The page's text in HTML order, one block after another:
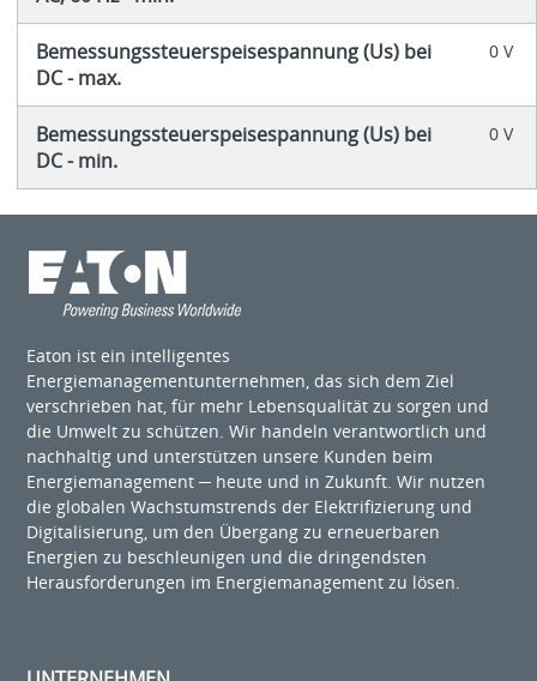
Bemessungssteuerspeisespannung (Us) bei
DC - max.
0 V
Bemessungssteuerspeisespannung (Us) bei
DC - min.
0 V
Eaton ist ein intelligentes
Energiemanagementunternehmen, das sich dem Ziel
verschrieben hat, für mehr Lebensqualität zu sorgen und
die Umwelt zu schützen. Wir handeln verantwortlich und
nachhaltig und unterstützen unsere Kunden beim
Energiemanagement ─ heute und in Zukunft. Wir nutzen
die globalen Wachstumstrends der Elektrifizierung und
Digitalisierung, um den Übergang zu erneuerbaren
Energien zu beschleunigen und die dringendsten
Herausforderungen im Energiemanagement zu lösen.